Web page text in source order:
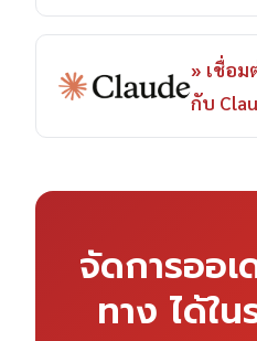
» เชื่อม
กับ
จัดการออ
ทาง ได้ใน